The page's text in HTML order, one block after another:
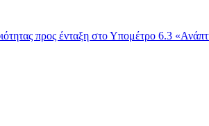
προς ένταξη στο Υπομέτρο 6.3